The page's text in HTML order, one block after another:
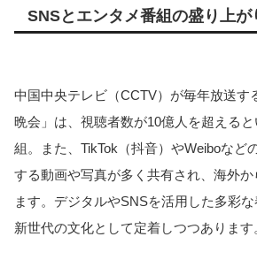
SNSとエンタメ番組の盛り上が
中国中央テレビ（CCTV）が毎年放送す
晩会」は、視聴者数が10億人を超える
組。また、TikTok（抖音）やWeiboなど
する動画や写真が多く共有され、海外
ます。デジタルやSNSを活用した多彩な
新世代の文化として定着しつつあります